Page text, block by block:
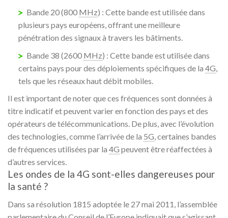
Bande 20 (800 MHz) : Cette bande est utilisée dans
plusieurs pays européens, offrant une meilleure
pénétration des signaux à travers les bâtiments.
Bande 38 (2600 MHz) : Cette bande est utilisée dans
certains pays pour des déploiements spécifiques de la 4G
tels que les réseaux haut débit mobiles.
Il est important de noter que ces fréquences sont données à
titre indicatif et peuvent varier en fonction des pays et des
opérateurs de télécommunications. De plus, avec l’évolution
des technologies, comme l’arrivée de la 5G, certaines bandes
de fréquences utilisées par la 4G peuvent être réaffectées à
d’autres services.
Les ondes de la 4G sont-elles dangereuses pour
la santé ?
Dans sa résolution 1815 adoptée le 27 mai 2011, l’assemblée